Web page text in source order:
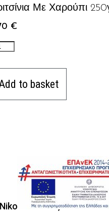
Με Χαρούπι
€
to basket
Kritis, 721 00